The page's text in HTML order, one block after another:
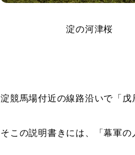
淀の河津桜
淀競馬場付近の線路沿いで「
そこの説明書きには、「幕軍